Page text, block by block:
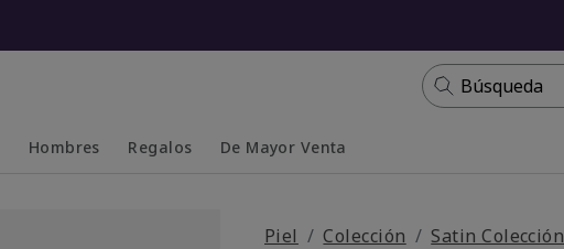
Búsqueda
Hombres Regalos De Mayor Venta
Piel Colección Satin Colección